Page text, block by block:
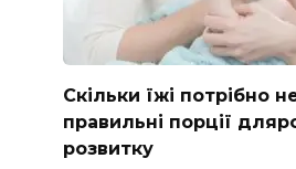
Скільки їжі потрібно
правильні порції
розвитку